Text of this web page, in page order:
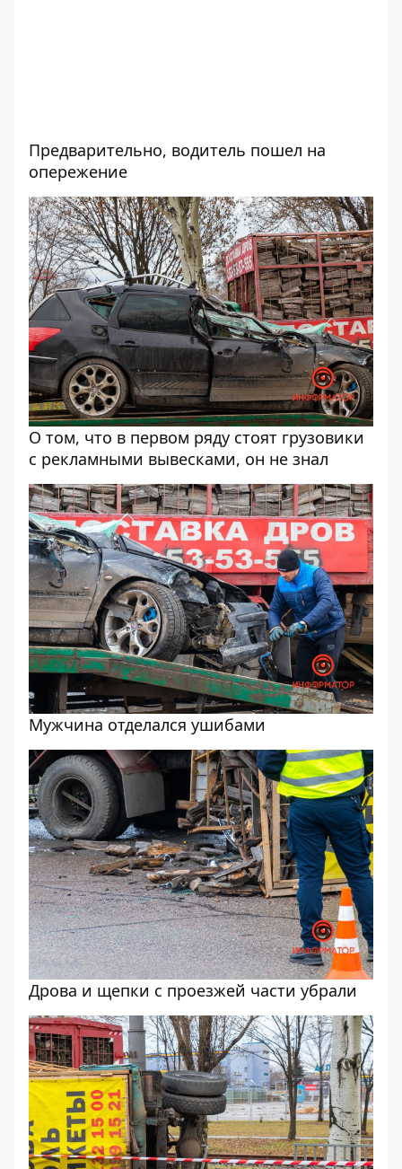
Предварительно, водитель пошел на
опережение
О том, что в первом ряду стоят грузовики
с рекламными вывесками, он не знал
Мужчина отделался ушибами
Дрова и щепки с проезжей части убрали